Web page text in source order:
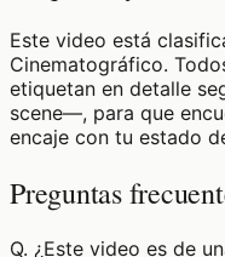
Este video está
Cinematográfico.
etiquetan en detalle
scene—, para que
encaje con tu estado
Preguntas
Q. ¿Este video es de